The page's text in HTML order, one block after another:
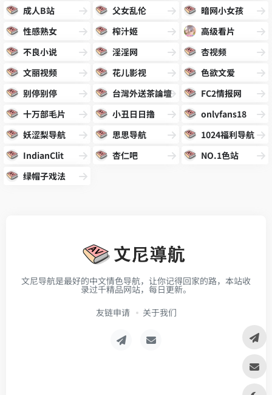
成人B站
父女乱伦
暗网小女孩
性感熟女
榨汁姬
高级看片
不良小说
淫淫网
杏视频
文丽视频
花儿影视
色欲文爱
别停别停
台灣外送茶論壇
FC2情报网
十万部毛片
小丑日日撸
onlyfans18
妖涩梨导航
思思导航
1024福利导航
IndianClit
杏仁吧
NO.1色站
绿帽子戏法
文尼导航是最好的中文情色导航，让你记得回家的路，本站收
录过千精品网站，每日更新。
友链申请
关于我们